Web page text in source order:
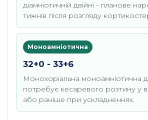
діамніотичній двійні - планове
тижнів після розгляду
Моноамніотична
32+0 - 33+6
Монохоріальна моноамніотична
потребує кесаревого розтину у
або раніше при ускладненнях.